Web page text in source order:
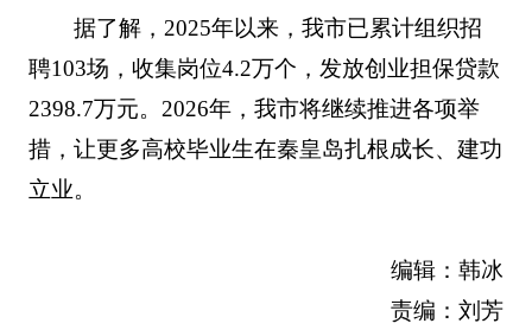
据了解，2025年以来，我市已累计组织招
聘103场，收集岗位4.2万个，发放创业担保贷款
2398.7万元。2026年，我市将继续推进各项举
措，让更多高校毕业生在秦皇岛扎根成长、建功
立业。
编辑：韩冰
责编：刘芳